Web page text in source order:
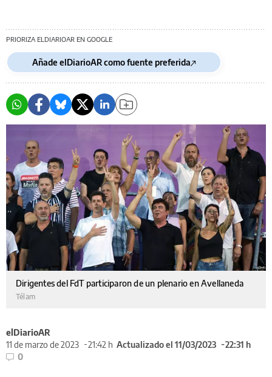
PRIORIZA ELDIARIOAR EN GOOGLE
Añade elDiarioAR como fuente preferida
Dirigentes del FdT participaron de un plenario en Avellaneda
Télam
elDiarioAR
11 de marzo de 2023
21:42 h Actualizado el 11/03/2023
22:31 h
0